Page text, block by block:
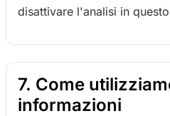
disattivare l'analisi in
7. Come
informazioni